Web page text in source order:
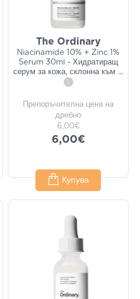
The Ordinary
Niacinamide 10% + Zinc 1%
Serum 30ml - Хидратиращ
серум за кожа, склонна към ...
i
Препоръчителна цена на
дребно
6,00€
6,00€
Купува